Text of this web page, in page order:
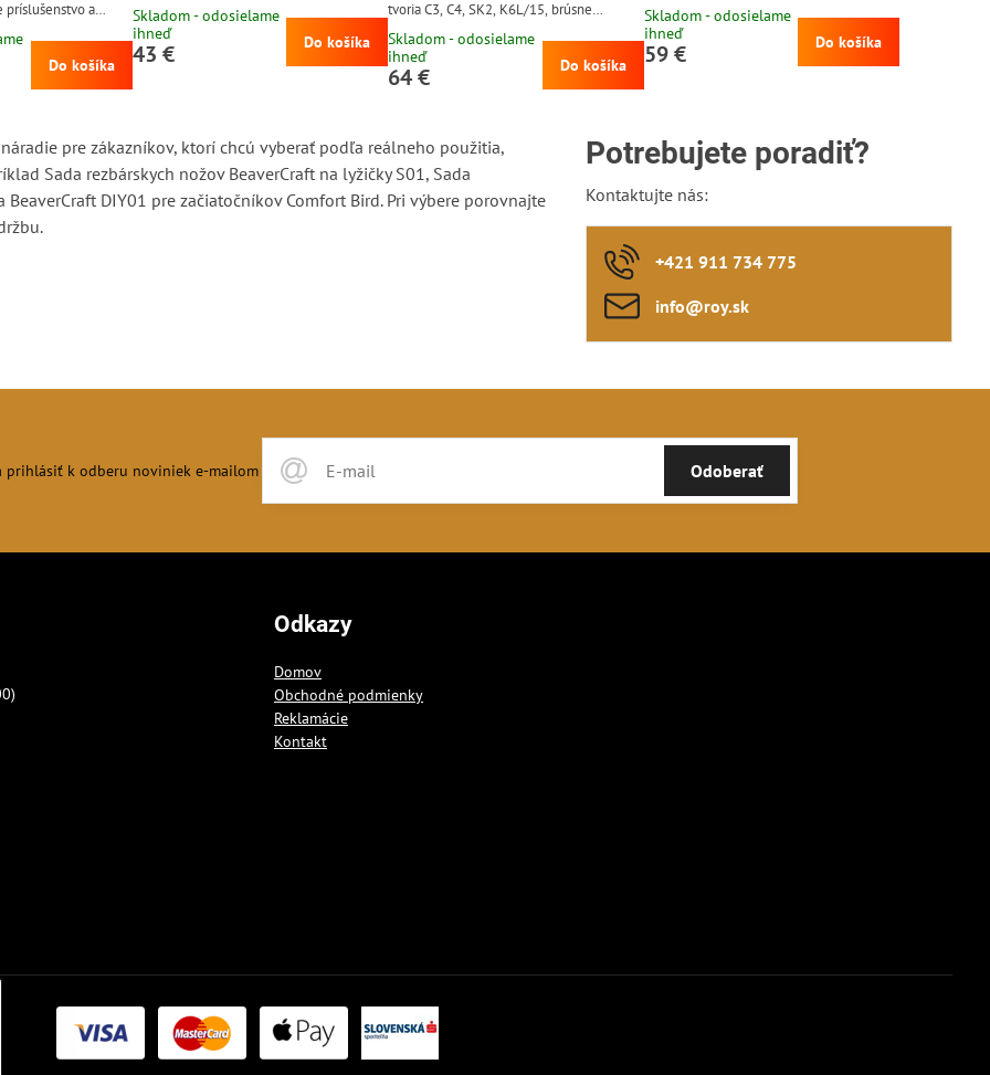
príslušenstvo a
Do košíka
vyrezávanie C17P, s čepeľou z uhlíkovej
ocele 65G kalenej na tvrdosť 57 - 59 HRC
o dĺžke 4 cm, pomôcky na brúsenie, 3
výrobu figúrky medveďa, chránič na prsty,
Skladom - odosielame
ihneď
43 € Do košíka
tvoria C3, C4, SK2, K6L/15, brúsne
balení v tvare knihy.
Skladom - odosielame
ihneď
64 € Do košíka
uhlíkovej ocele 65G kalenej na tvrdosť 57
- 59 HRC. Uhlíková oceľ dobre drží ostrie a
ľahko sa brúsi, avšak je náchylnejšia k
vyčistiť a vysušiť, takisto je vhodné čepeľ
Skladom - odosielame
ihneď
59 € Do košíka
pre zákazníkov, ktorí chcú vyberať podľa reálneho použitia,
Sada rezbárskych nožov BeaverCraft na lyžičky S01, Sada
DIY01 pre začiatočníkov Comfort Bird. Pri výbere porovnajte
Potrebujete poradiť?
Kontaktujte nás:
+421 911 734 775
info​@roy​.sk
Odoberať
prihlásiť k odberu noviniek e-mailom
Odkazy
Domov
Obchodné podmienky
Reklamácie
Kontakt